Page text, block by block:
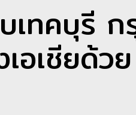
ทคบุรี ก
อเชียด้วย